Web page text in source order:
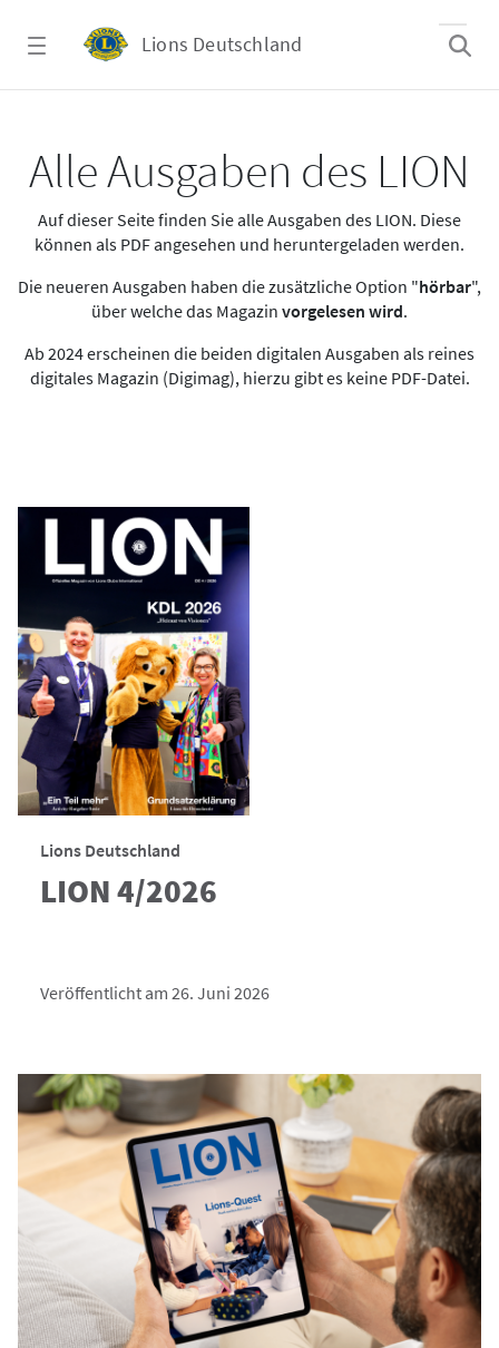
Lions Deutschland
Alle Ausgaben des LION
Auf dieser Seite finden Sie alle Ausgaben des LION. Diese
können als PDF angesehen und heruntergeladen werden.
Die neueren Ausgaben haben die zusätzliche Option "hörbar",
über welche das Magazin vorgelesen wird.
Ab 2024 erscheinen die beiden digitalen Ausgaben als reines
digitales Magazin (Digimag), hierzu gibt es keine PDF-Datei.
Lions Deutschland
LION 4/2026
Veröffentlicht am 26. Juni 2026